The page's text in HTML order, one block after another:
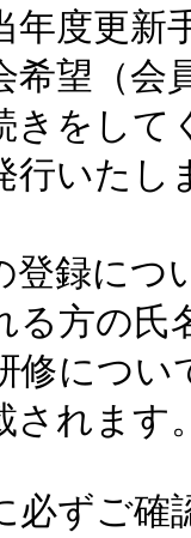
度更新
希望（会
をして
行いたし
録につ
方の氏
修につい
れます
必ずご確